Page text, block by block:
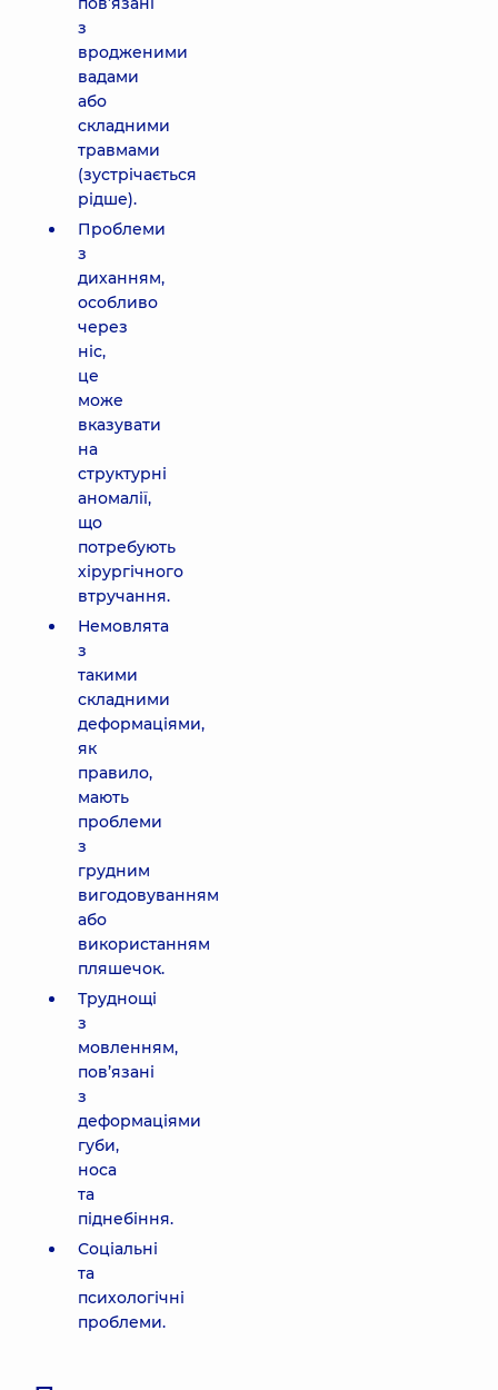
з
вродженими
вадами
або
складними
травмами
(зустрічається
рідше).
Проблеми
з
диханням,
особливо
через
ніс,
це
може
вказувати
на
структурні
аномалії,
що
потребують
хірургічного
втручання.
Немовлята
з
такими
складними
деформаціями,
як
правило,
мають
проблеми
з
грудним
вигодовуванням
або
використанням
пляшечок.
Труднощі
з
мовленням,
пов’язані
з
деформаціями
губи,
носа
та
піднебіння.
Соціальні
та
психологічні
проблеми.